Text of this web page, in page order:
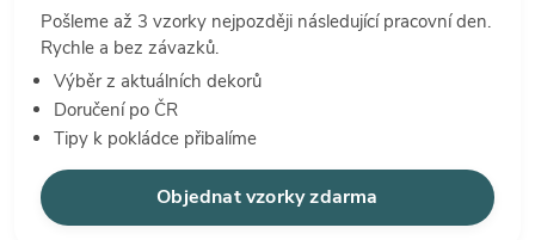
Pošleme až 3 vzorky nejpozději následující pracovní den.
Rychle a bez závazků.
Výběr z aktuálních dekorů
Doručení po ČR
Tipy k pokládce přibalíme
Objednat vzorky zdarma